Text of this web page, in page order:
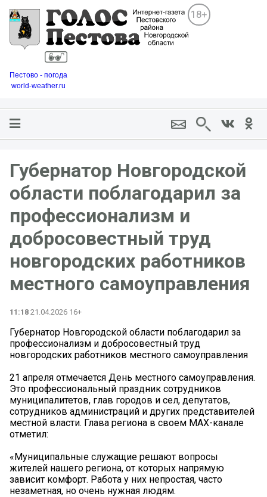
18+
Пестово - погода
world-weather.ru
Губернатор Новгородской
области поблагодарил за
профессионализм и
добросовестный труд
новгородских работников
местного самоуправления
11:18 21.04.2026 16+
Губернатор Новгородской области поблагодарил за
профессионализм и добросовестный труд
новгородских работников местного самоуправления
21 апреля отмечается День местного самоуправления.
Это профессиональный праздник сотрудников
муниципалитетов, глав городов и сел, депутатов,
сотрудников администраций и других представителей
местной власти. Глава региона в своем MAX-канале
отметил:
«Муниципальные служащие решают вопросы
жителей нашего региона, от которых напрямую
зависит комфорт. Работа у них непростая, часто
незаметная, но очень нужная людям.